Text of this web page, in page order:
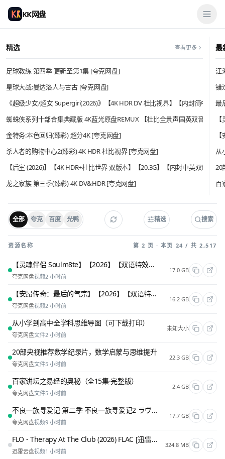
KK网盘
KK网盘资源分享
精选 查看更多
足球教练 第四季 更新至第1集 [夸克网盘]
星球大战:曼达洛人与古古 [夸克网盘]
《超级少女/超女 Supergiri(2026)》【4K HDR DV 杜比视界】【内封简中特
蜘蛛侠系列十部合集典藏版 4K蓝光原盘REMUX 【杜比全景声国英双音轨】
金特务:本色回归(臻彩) 超分4K [夸克网盘]
杀人者的购物中心2(臻彩) 4K HDR 杜比视界 [夸克网盘]
【后室 (2026)】【4K HDR+杜比世界 双版本】【20.3G】【内封中英双语特效
龙之家族 第三季(臻彩) 4K DV&HDR [夸克网盘]
最
江
错
最
从
20
百
全部 夸克 百度 光鸭 精选 搜索
资源名称 第 2 页 · 本页 24 / 共 2,517
【灵魂伴侣 Soulm8te】【2026】【双语特效字幕】【4K.HDR+杜比视界】【17G】
夸克网盘视频2 小时前
17.0 GB
【安昂传奇：最后的气宗】【2026】【双语特效字幕】【4K.HDR+杜比视界】【16G】
夸克网盘视频2 小时前
16.2 GB
从小学到高中全学科思维导图（可下载打印）
夸克网盘文件2 小时前
未知大小
20部央视推荐数学纪录片，数学启蒙与思维提升
夸克网盘文件5 小时前
22.3 GB
百家讲坛之易经的奥秘（全15集·完整版）
夸克网盘文件5 小时前
2.4 GB
不良一族寻爱记 第二季 不良一族寻爱记2 ラヴ上等 シーズン2 (2026) 【更新04集】【1080p】【内嵌中英字幕】【附第一季】【真人秀】 [夸克网盘]
夸克网盘视频9 小时前
17.7 GB
FLO - Therapy At The Club (2026) FLAC [迅雷云盘]
迅雷云盘视频1 小时前
324.8 MB